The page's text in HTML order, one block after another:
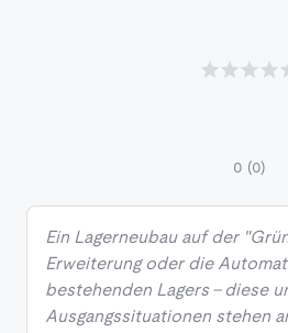
0 (0)
Ein Lagerneubau auf der
Erweiterung oder die
bestehenden Lagers - diese
Ausgangssituationen stehen